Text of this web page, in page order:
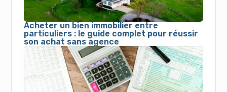
Acheter un bien immobilier entre
particuliers : le guide complet pour réussir
son achat sans agence